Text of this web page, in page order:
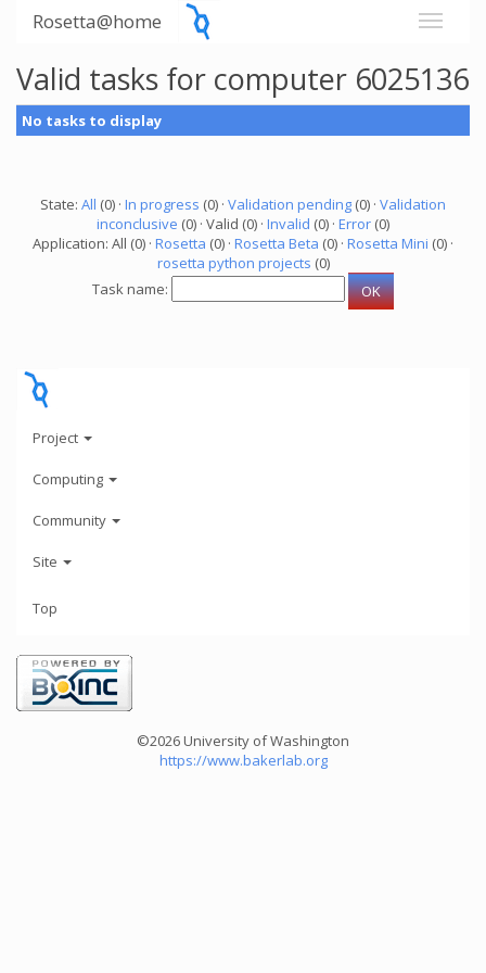
Rosetta@home
Valid tasks for computer 6025136
No tasks to display
State: All (0) · In progress (0) · Validation pending (0) · Validation
inconclusive (0) · Valid (0) · Invalid (0) · Error (0)
Application: All (0) · Rosetta (0) · Rosetta Beta (0) · Rosetta Mini (0) ·
rosetta python projects (0)
Task name:
Project
Computing
Community
Site
Top
©2026 University of Washington
https://www.bakerlab.org